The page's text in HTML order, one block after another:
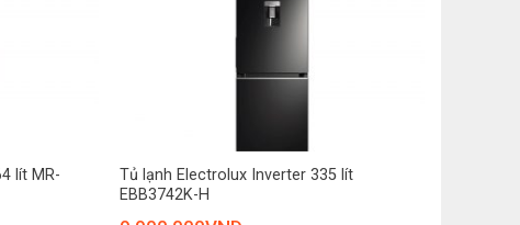
lít MR-
Tủ lạnh Electrolux Inverter 335 lít
EBB3742K-H